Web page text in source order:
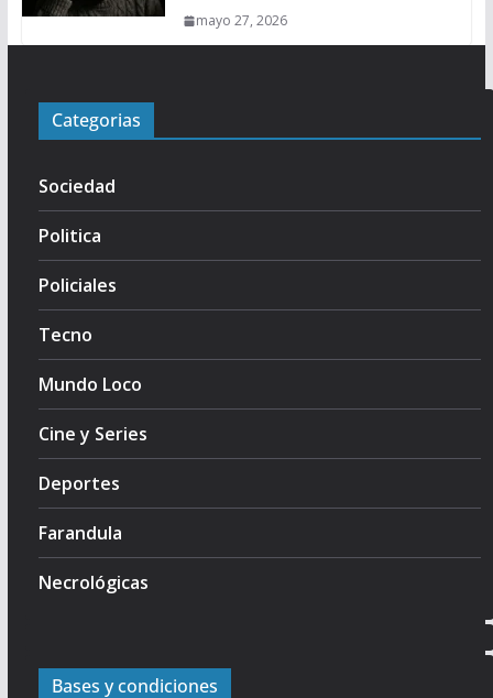
mayo 27, 2026
Categorias
Sociedad
Politica
Policiales
Tecno
Mundo Loco
Cine y Series
Deportes
Farandula
Necrológicas
Bases y condiciones